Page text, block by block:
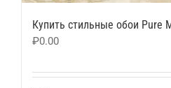
Купить стильные обои Pure
₽0.00